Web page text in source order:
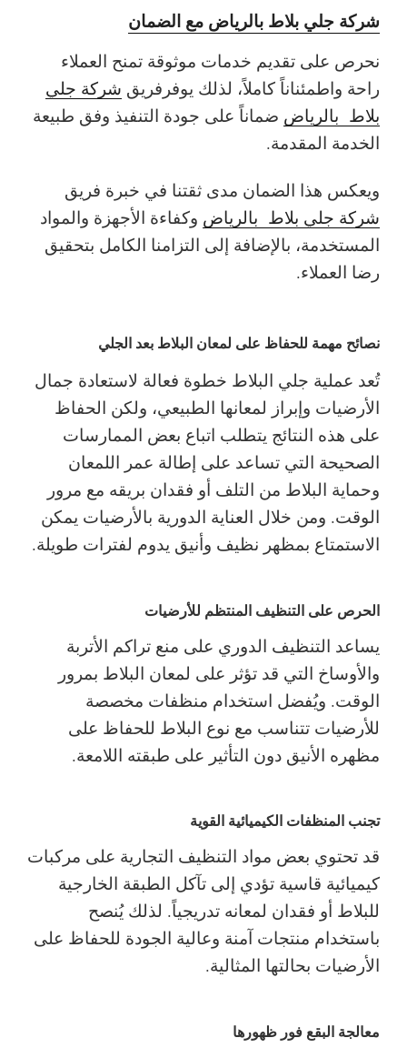
شركة جلي بلاط بالرياض مع الضمان
نحرص على تقديم خدمات موثوقة تمنح العملاء
راحة واطمئناناً كاملاً، لذلك يوفرفريق شركة جلي
بلاط بالرياض ضماناً على جودة التنفيذ وفق طبيعة
الخدمة المقدمة.
ويعكس هذا الضمان مدى ثقتنا في خبرة فريق
شركة جلي بلاط بالرياض وكفاءة الأجهزة والمواد
المستخدمة، بالإضافة إلى التزامنا الكامل بتحقيق
رضا العملاء.
نصائح مهمة للحفاظ على لمعان البلاط بعد الجلي
تُعد عملية جلي البلاط خطوة فعالة لاستعادة جمال
الأرضيات وإبراز لمعانها الطبيعي، ولكن الحفاظ
على هذه النتائج يتطلب اتباع بعض الممارسات
الصحيحة التي تساعد على إطالة عمر اللمعان
وحماية البلاط من التلف أو فقدان بريقه مع مرور
الوقت. ومن خلال العناية الدورية بالأرضيات يمكن
الاستمتاع بمظهر نظيف وأنيق يدوم لفترات طويلة.
الحرص على التنظيف المنتظم للأرضيات
يساعد التنظيف الدوري على منع تراكم الأتربة
والأوساخ التي قد تؤثر على لمعان البلاط بمرور
الوقت. ويُفضل استخدام منظفات مخصصة
للأرضيات تتناسب مع نوع البلاط للحفاظ على
مظهره الأنيق دون التأثير على طبقته اللامعة.
تجنب المنظفات الكيميائية القوية
قد تحتوي بعض مواد التنظيف التجارية على مركبات
كيميائية قاسية تؤدي إلى تآكل الطبقة الخارجية
للبلاط أو فقدان لمعانه تدريجياً. لذلك يُنصح
باستخدام منتجات آمنة وعالية الجودة للحفاظ على
الأرضيات بحالتها المثالية.
معالجة البقع فور ظهورها